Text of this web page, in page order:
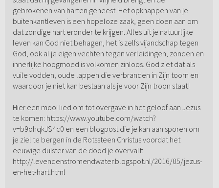
gebrokenen van harten geneest. Het opknappen van je
buitenkantleven is een hopeloze zaak, geen doen aan om
dat zondige hart eronder te krijgen. Alles uit je natuurlijke
leven kan God niet behagen, het is zelfs vijandschap tegen
God, ook al je eigen vechten tegen verleidingen, zonden en
innerlijke hoogmoed is volkomen zinloos. God ziet dat als
vuile vodden, oude lappen die verbranden in Zijn toorn en
waardoor je niet kan bestaan als je voor Zijn troon staat!
Hier een mooi lied om tot overgave in het geloof aan Jezus
te komen: https://www.youtube.com/watch?
v=b9ohqkJS4c0 en een blogpost die je kan aan sporen om
je ziel te bergen in de Rotssteen Christus voordat het
eeuwige duister van de dood je overvalt:
http://levendenstromendwater.blogspot.nl/2016/05/jezus-
en-het-hart.html